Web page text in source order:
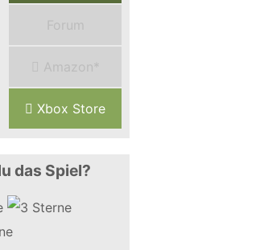
Forum
Amazon*
Xbox Store
das Spiel?